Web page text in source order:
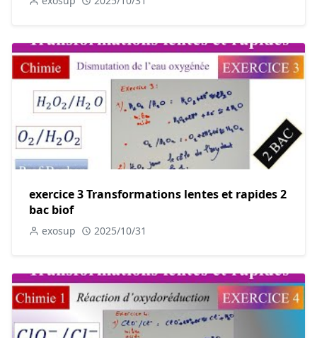
exercice 3 Transformations lentes et rapides 2
bac biof
exosup 2025/10/31